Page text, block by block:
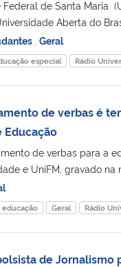
Federal de Santa Maria
Aberta do
Geral
especial Rádio
de verbas é
Educação
de verbas para a
e UniFM, gravado na
Geral Rádio
de Jornalismo